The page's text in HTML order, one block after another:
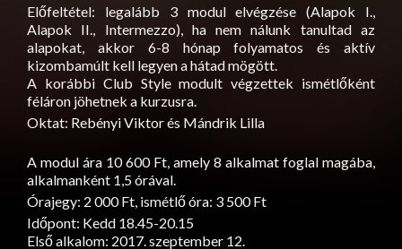
Előfeltétel: legalább 3 modul elvégzése (Alapok I.,
Alapok II., Intermezzo), ha nem nálunk tanultad az
alapokat, akkor 6-8 hónap folyamatos és aktív
kizombamúlt kell legyen a hátad mögött.
A korábbi Club Style modult végzettek ismétlőként
féláron jöhetnek a kurzusra.
Oktat: Rebényi Viktor és Mándrik Lilla
A modul ára 10 600 Ft, amely 8 alkalmat foglal magába,
alkalmanként 1,5 órával.
Órajegy: 2 000 Ft, ismétlő óra: 3 500 Ft
Időpont: Kedd 18.45-20.15
Első alkalom: 2017. szeptember 12.